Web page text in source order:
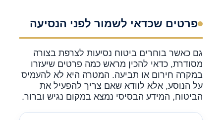
פרטים שכדאי לשמור לפני הנסיעה
גם כאשר בוחרים ביטוח נסיעות לצרפת בצורה
מסודרת, כדאי להכין מראש כמה פרטים שיעזרו
במקרה חירום או תביעה. המטרה היא לא להעמיס
על הנוסע, אלא לוודא שאם צריך להפעיל את
הביטוח, המידע הבסיסי נמצא במקום נגיש וברור.